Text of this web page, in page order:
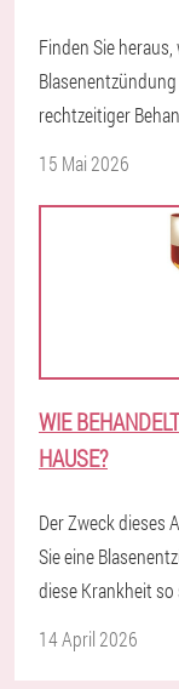
Finden Sie
rechtzeitiger
15 Mai 2026
WIE
HAUSE?
Der Zweck dieses
Sie eine
diese Krankheit
14 April 2026